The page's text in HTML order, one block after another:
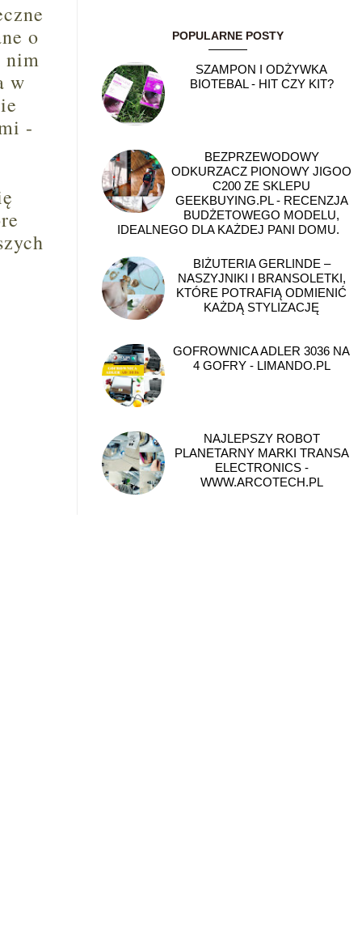
o
nim
w
-
POPULARNE POSTY
SZAMPON I ODŻYWKA
BIOTEBAL - HIT CZY KIT?
BEZPRZEWODOWY
ODKURZACZ PIONOWY JIGOO
C200 ZE SKLEPU
GEEKBUYING.PL - RECENZJA
BUDŻETOWEGO MODELU,
IDEALNEGO DLA KAŻDEJ PANI DOMU.
BIŻUTERIA GERLINDE –
NASZYJNIKI I BRANSOLETKI,
KTÓRE POTRAFIĄ ODMIENIĆ
KAŻDĄ STYLIZACJĘ
GOFROWNICA ADLER 3036 NA
4 GOFRY - LIMANDO.PL
NAJLEPSZY ROBOT
PLANETARNY MARKI TRANSA
ELECTRONICS -
WWW.ARCOTECH.PL